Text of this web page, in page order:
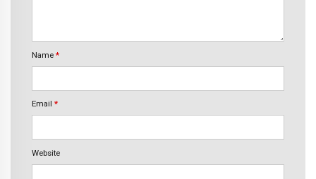
Name *
Email *
Website